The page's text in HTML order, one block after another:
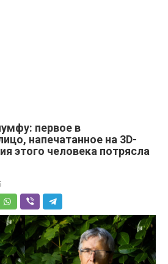
первое в
напечатанное на 3D-
этого человека потрясла